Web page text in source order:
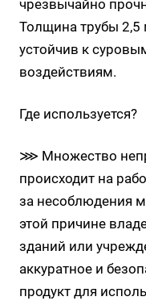
чрезвычайно
Толщина трубы
устойчив к
воздействиям.
Где используется?
⋙ Множество
происходит на
за несоблюдения
этой причине
зданий или
аккуратное и
продукт для